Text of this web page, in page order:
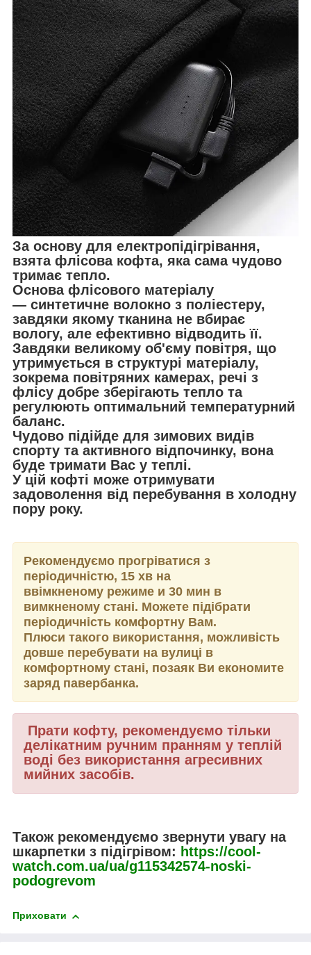
За основу для електропідігрівання,
взята флісова кофта, яка сама чудово
тримає тепло.
Основа флісового матеріалу
— синтетичне волокно з поліестеру,
завдяки якому тканина не вбирає
вологу, але ефективно відводить її.
Завдяки великому об'єму повітря, що
утримується в структурі матеріалу,
зокрема повітряних камерах, речі з
флісу добре зберігають тепло та
регулюють оптимальний температурний
баланс.
Чудово підійде для зимових видів
спорту та активного відпочинку, вона
буде тримати Вас у теплі.
У цій кофті може отримувати
задоволення від перебування в холодну
пору року.
Рекомендуємо прогріватися з
періодичністю, 15 хв на
ввімкненому режиме и 30 мин в
вимкненому стані. Можете підібрати
періодичність комфортну Вам.
Плюси такого використання, можливість
довше перебувати на вулиці в
комфортному стані, позаяк Ви економите
заряд павербанка.
Прати кофту, рекомендуємо тільки
делікатним ручним пранням у теплій
воді без використання агресивних
мийних засобів.
Також рекомендуємо звернути увагу на
шкарпетки з підігрівом: https://cool-
watch.com.ua/ua/g115342574-noski-
podogrevom
Приховати